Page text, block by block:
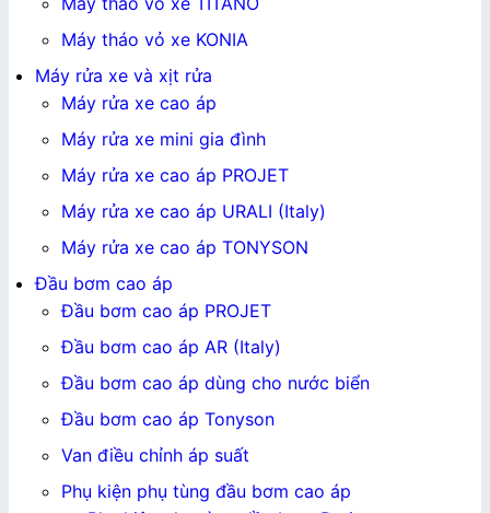
Máy tháo vỏ xe KONIA
Máy rửa xe và xịt rửa
Máy rửa xe cao áp
Máy rửa xe mini gia đình
Máy rửa xe cao áp PROJET
Máy rửa xe cao áp URALI (Italy)
Máy rửa xe cao áp TONYSON
Đầu bơm cao áp
Đầu bơm cao áp PROJET
Đầu bơm cao áp AR (Italy)
Đầu bơm cao áp dùng cho nước biển
Đầu bơm cao áp Tonyson
Van điều chỉnh áp suất
Phụ kiện phụ tùng đầu bơm cao áp